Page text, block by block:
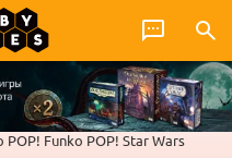
POP! Funko POP! Star Wars